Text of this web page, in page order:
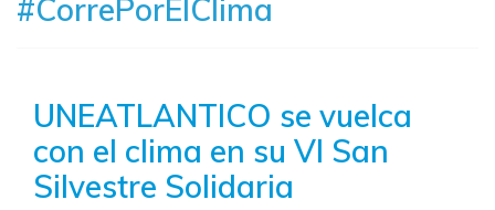
#CorrePorElClima
UNEATLANTICO se vuelca
con el clima en su VI San
Silvestre Solidaria